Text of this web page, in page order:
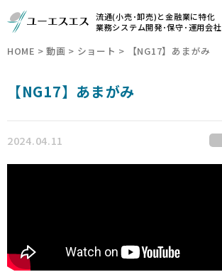
流通(小売･卸売)と金融業に特化
業務システム開発･保守･運用会社
HOME >動画 > ショート > 【NG17】あまがみ
【NG17】あまがみ
2024.04.11